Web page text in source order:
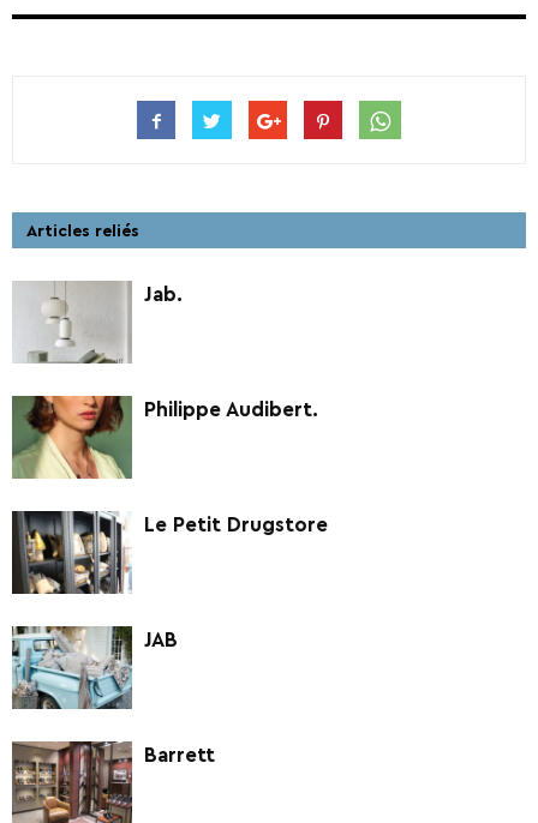
Articles reliés
Jab.
Philippe Audibert.
Le Petit Drugstore
JAB
Barrett